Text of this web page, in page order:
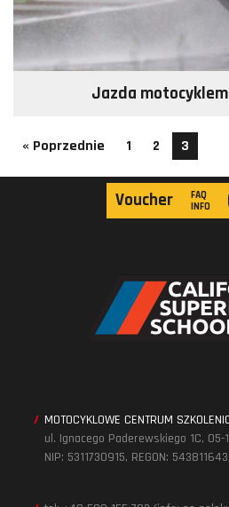
Jazda
« Poprzednie 1 2 3
Voucher
FAQ
INFO
MOTOCYKLOWE CENTRUM
ul. Ignacego Paderewskiego 1C,
NIP: 5311730915, REGON: